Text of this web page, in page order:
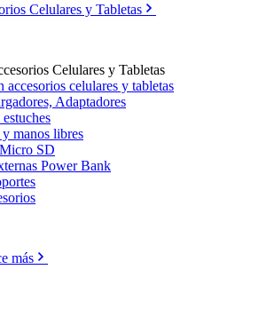
Celulares y Tabletas
Celulares y Tabletas
accesorios celulares y tabletas
Adaptadores
manos libres
SD
Power Bank
más